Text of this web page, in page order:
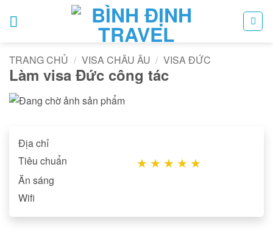
qua
TRANG CHỦ / VISA CHÂU ÂU / VISA ĐỨC
Làm visa Đức công tác
Địa chỉ
Tiêu chuẩn
★ ★ ★ ★ ★
Ăn sáng
Wifi